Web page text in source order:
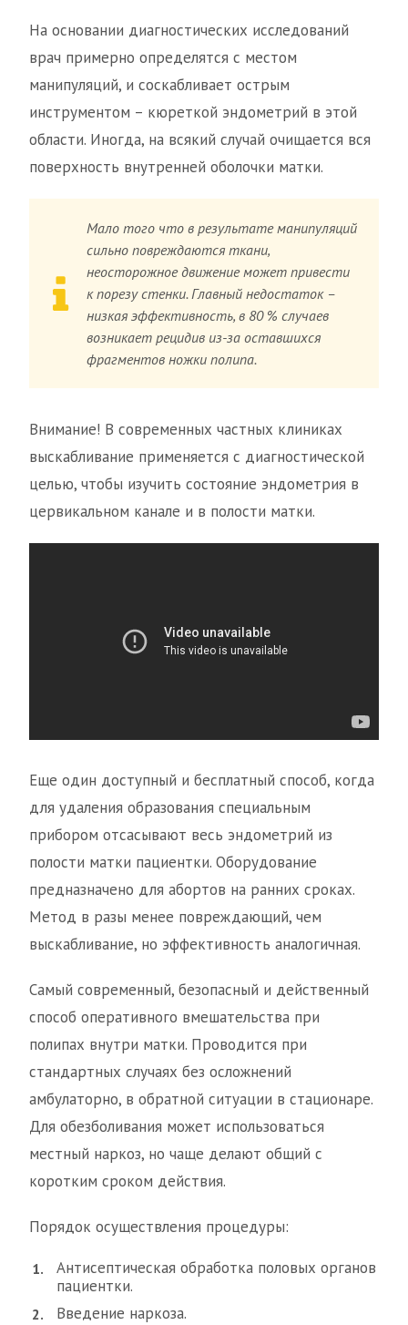
На основании диагностических исследований
врач примерно определятся с местом
манипуляций, и соскабливает острым
инструментом – кюреткой эндометрий в этой
области. Иногда, на всякий случай очищается вся
поверхность внутренней оболочки матки.
Мало того что в результате манипуляций
сильно повреждаются ткани,
неосторожное движение может привести
к порезу стенки. Главный недостаток –
низкая эффективность, в 80 % случаев
возникает рецидив из-за оставшихся
фрагментов ножки полипа.
Внимание! В современных частных клиниках
выскабливание применяется с диагностической
целью, чтобы изучить состояние эндометрия в
цервикальном канале и в полости матки.
Еще один доступный и бесплатный способ, когда
для удаления образования специальным
прибором отсасывают весь эндометрий из
полости матки пациентки. Оборудование
предназначено для абортов на ранних сроках.
Метод в разы менее повреждающий, чем
выскабливание, но эффективность аналогичная.
Самый современный, безопасный и действенный
способ оперативного вмешательства при
полипах внутри матки. Проводится при
стандартных случаях без осложнений
амбулаторно, в обратной ситуации в стационаре.
Для обезболивания может использоваться
местный наркоз, но чаще делают общий с
коротким сроком действия.
Порядок осуществления процедуры:
Антисептическая обработка половых органов
пациентки.
Введение наркоза.